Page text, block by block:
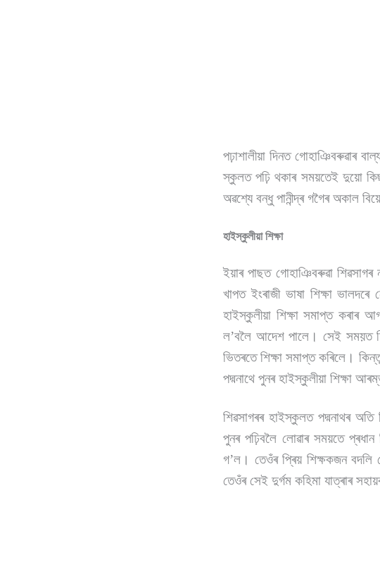
পঢ়াশালীয়া দিনত গোহাঞিবৰুৱাৰ
স্কুলত পঢ়ি থকাৰ সময়তেই দুয়ো কিছু
অৱশ্যে বন্ধু পানীন্দ্ৰ গগৈৰ অকাল
হাইস্কুলীয়া শিক্ষা
ইয়াৰ পাছত গোহাঞিবৰুৱা শিৱসাগৰ
খাপত ইংৰাজী ভাষা শিক্ষা
হাইস্কুলীয়া শিক্ষা সমাপ্ত কৰাৰ
ল’বলৈ আদেশ পালে। সেই সময়ত
ভিতৰতে শিক্ষা সমাপ্ত কৰিলে।
পদ্মনাথে পুনৰ হাইস্কুলীয়া শিক্ষা
শিৱসাগৰৰ হাইস্কুলত পদ্মনাথৰ
পুনৰ পঢ়িবলৈ লোৱাৰ সময়তে প্ৰধান
গ’ল। তেওঁৰ প্ৰিয় শিক্ষকজন বদলি
তেওঁৰ সেই দুৰ্গম কহিমা যাত্ৰাৰ